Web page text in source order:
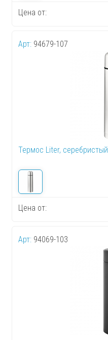
Цена от:
Арт: 94679-107
Термос Liter, серебристый
Цена от:
Арт: 94069-103